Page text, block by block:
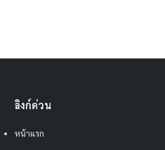
ลิงก์ด่วน
หน้าแรก